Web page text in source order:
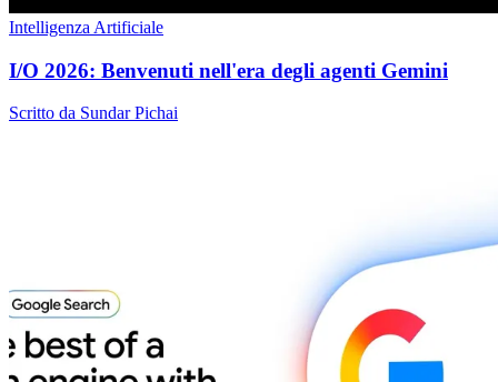
Intelligenza Artificiale
I/O 2026: Benvenuti nell'era degli agenti Gemini
Scritto da Sundar Pichai